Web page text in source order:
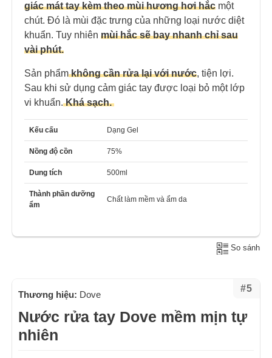
giác mát tay kèm theo mùi hương hơi hắc một
chút. Đó là mùi đặc trưng của những loại nước diệt
khuẩn. Tuy nhiên mùi hắc sẽ bay nhanh chỉ sau
vài phút.
Sản phẩmkhông cần rửa lại với nước, tiện lợi.
Sau khi sử dụng cảm giác tay được loại bỏ một lớp
vi khuẩn.Khá sạch.
Kếu cấu Dạng Gel
Nồng độ cồn 75%
Dung tích 500ml
Thành phần dưỡng
ẩm
Chất làm mềm và ẩm da
So sánh
#5
Thương hiệu: Dove
Nước rửa tay Dove mềm mịn tự
nhiên